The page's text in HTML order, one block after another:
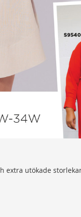
extra utökade